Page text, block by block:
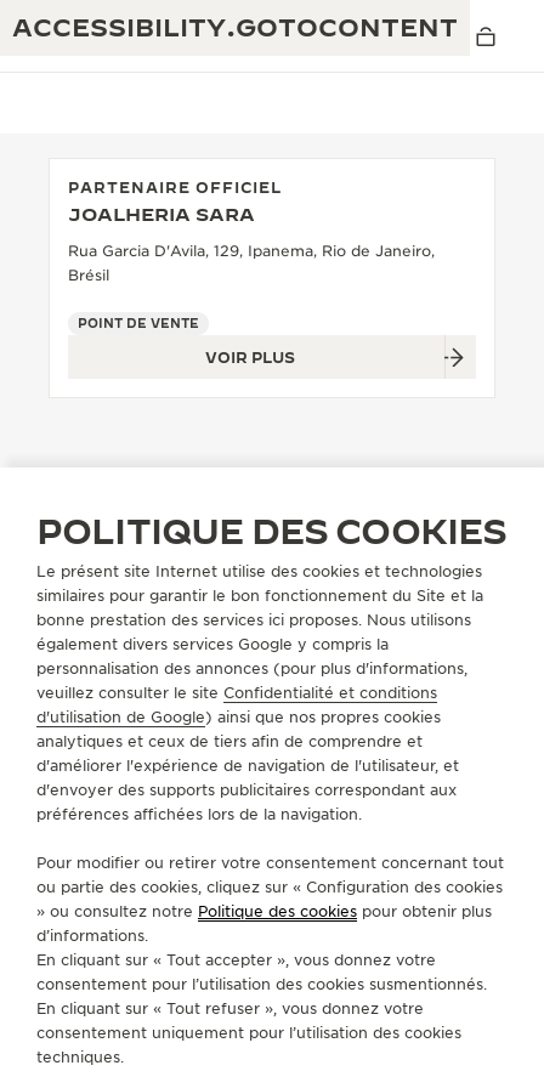
ACCESSIBILITY.GOTOCONTENT
THE REVERSO 1931 CAFÉ
EXPOSITION « THE PERPETUAL
REVERSO, INTEMPORELLE DEPUIS 1931
LE VIRTUOSE DU SON
L’ODYSSÉE SIDÉRALE
LE PIONNIER DE LA PRÉCISION
VOIR LES ÉVÉNEMENTS
EXCELLENCE : PLUS DE 190 ANS
INGÉNIOSITÉ : PLUS DE 1 400 CALIBRES
SAVOIR-FAIRE : 108 MÉTIERS
PARTENAIRE OFFICIEL
JOALHERIA SARA
Rua Garcia D'Avila, 129, Ipanema, Rio de Janeiro,
Brésil
POINT DE VENTE
VOIR PLUS
TROUVER UNE BOUTIQUETOUS LES MAGASINS
AMÉRIQUE DU SUDBRÉSILRIO DE JANEIRO
SUIVEZ-NOUS
S'INSCRIRE À LA NEWSLETTER
A PROPOS DE NOUS
SERVICES
CONTACT
POLITIQUE DES COOKIES
Le présent site Internet utilise des cookies et technologies
similaires pour garantir le bon fonctionnement du Site et la
bonne prestation des services ici proposes. Nous utilisons
également divers services Google y compris la
personnalisation des annonces (pour plus d'informations,
veuillez consulter le site Confidentialité et conditions
d'utilisation de Google) ainsi que nos propres cookies
analytiques et ceux de tiers afin de comprendre et
d'améliorer l'expérience de navigation de l'utilisateur, et
d'envoyer des supports publicitaires correspondant aux
préférences affichées lors de la navigation.
Pour modifier ou retirer votre consentement concernant tout
ou partie des cookies, cliquez sur « Configuration des cookies
» ou consultez notre Politique des cookies pour obtenir plus
d’informations.
En cliquant sur « Tout accepter », vous donnez votre
consentement pour l’utilisation des cookies susmentionnés.
En cliquant sur « Tout refuser », vous donnez votre
consentement uniquement pour l’utilisation des cookies
techniques.